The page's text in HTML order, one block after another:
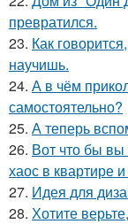
превратился.
23. Как
научишь.
24. А в чём
самостоятельно?
25. А теперь
26. Вот что бы вы
хаос в квартире
27. Идея для
28. Хотите